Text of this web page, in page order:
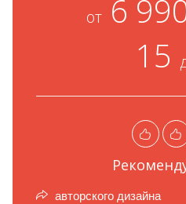
от6
15
авторского дизайна